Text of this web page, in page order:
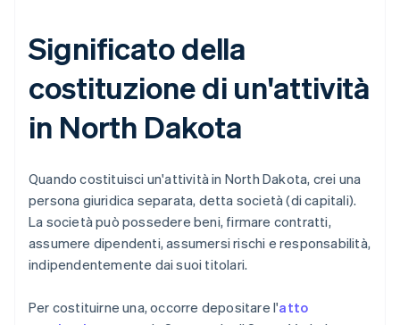
Significato della
costituzione di un'attività
in North Dakota
Quando costituisci un'attività in North Dakota, crei una
persona giuridica separata, detta società (di capitali).
La società può possedere beni, firmare contratti,
assumere dipendenti, assumersi rischi e responsabilità,
indipendentemente dai suoi titolari.
Per costituirne una, occorre depositare l'atto